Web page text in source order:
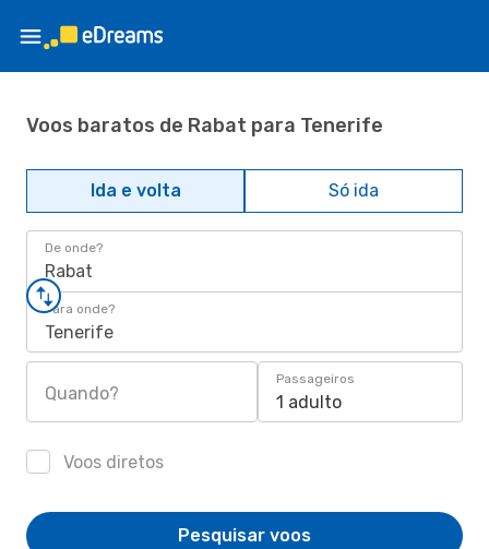
Voos baratos de Rabat para Tenerife
Ida e volta Só ida
De onde?
Rabat
Para onde?
Tenerife
Quando?
Passageiros
1 adulto
Voos diretos
Pesquisar voos